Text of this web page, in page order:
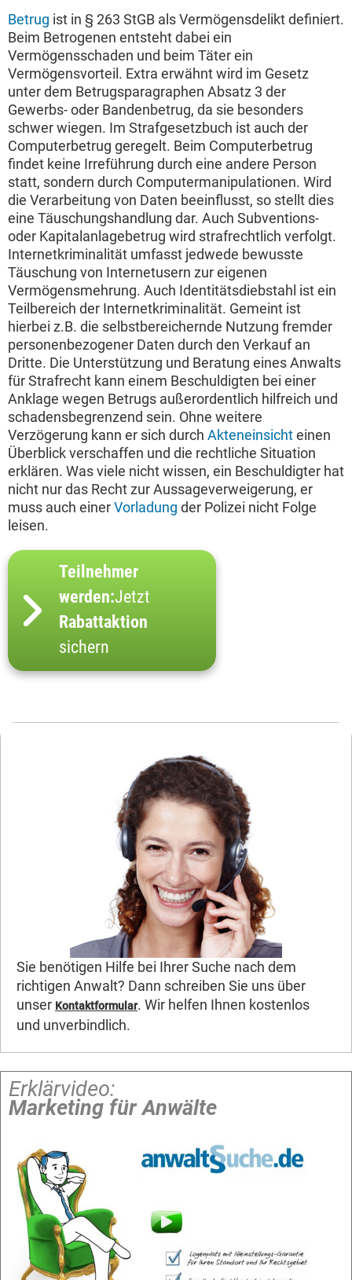
Betrug ist in § 263 StGB als Vermögensdelikt definiert.
Beim Betrogenen entsteht dabei ein
Vermögensschaden und beim Täter ein
Vermögensvorteil. Extra erwähnt wird im Gesetz
unter dem Betrugsparagraphen Absatz 3 der
Gewerbs- oder Bandenbetrug, da sie besonders
schwer wiegen. Im Strafgesetzbuch ist auch der
Computerbetrug geregelt. Beim Computerbetrug
findet keine Irreführung durch eine andere Person
statt, sondern durch Computermanipulationen. Wird
die Verarbeitung von Daten beeinflusst, so stellt dies
eine Täuschungshandlung dar. Auch Subventions-
oder Kapitalanlagebetrug wird strafrechtlich verfolgt.
Internetkriminalität umfasst jedwede bewusste
Täuschung von Internetusern zur eigenen
Vermögensmehrung. Auch Identitätsdiebstahl ist ein
Teilbereich der Internetkriminalität. Gemeint ist
hierbei z.B. die selbstbereichernde Nutzung fremder
personenbezogener Daten durch den Verkauf an
Dritte. Die Unterstützung und Beratung eines Anwalts
für Strafrecht kann einem Beschuldigten bei einer
Anklage wegen Betrugs außerordentlich hilfreich und
schadensbegrenzend sein. Ohne weitere
Verzögerung kann er sich durch Akteneinsichteinen
Überblick verschaffen und die rechtliche Situation
erklären. Was viele nicht wissen, ein Beschuldigter hat
nicht nur das Recht zur Aussageverweigerung, er
muss auch einerVorladung der Polizei nicht Folge
leisen.
Teilnehmer
werden:Jetzt
Rabattaktion
sichern
Sie benötigen Hilfe bei Ihrer Suche nach dem
richtigen Anwalt? Dann schreiben Sie uns über
unser Kontaktformular. Wir helfen Ihnen kostenlos
und unverbindlich.
Erklärvideo:
Marketing für Anwälte